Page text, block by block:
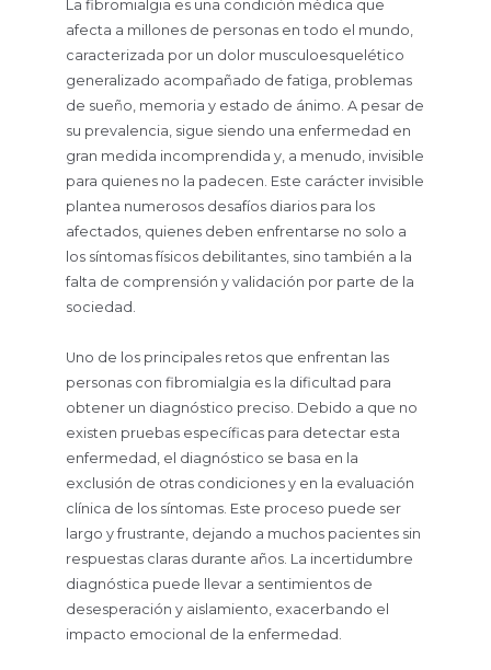
La fibromialgia es una condición médica que
afecta a millones de personas en todo el mundo,
caracterizada por un dolor musculoesquelético
generalizado acompañado de fatiga, problemas
de sueño, memoria y estado de ánimo. A pesar de
su prevalencia, sigue siendo una enfermedad en
gran medida incomprendida y, a menudo, invisible
para quienes no la padecen. Este carácter invisible
plantea numerosos desafíos diarios para los
afectados, quienes deben enfrentarse no solo a
los síntomas físicos debilitantes, sino también a la
falta de comprensión y validación por parte de la
sociedad.
Uno de los principales retos que enfrentan las
personas con fibromialgia es la dificultad para
obtener un diagnóstico preciso. Debido a que no
existen pruebas específicas para detectar esta
enfermedad, el diagnóstico se basa en la
exclusión de otras condiciones y en la evaluación
clínica de los síntomas. Este proceso puede ser
largo y frustrante, dejando a muchos pacientes sin
respuestas claras durante años. La incertidumbre
diagnóstica puede llevar a sentimientos de
desesperación y aislamiento, exacerbando el
impacto emocional de la enfermedad.